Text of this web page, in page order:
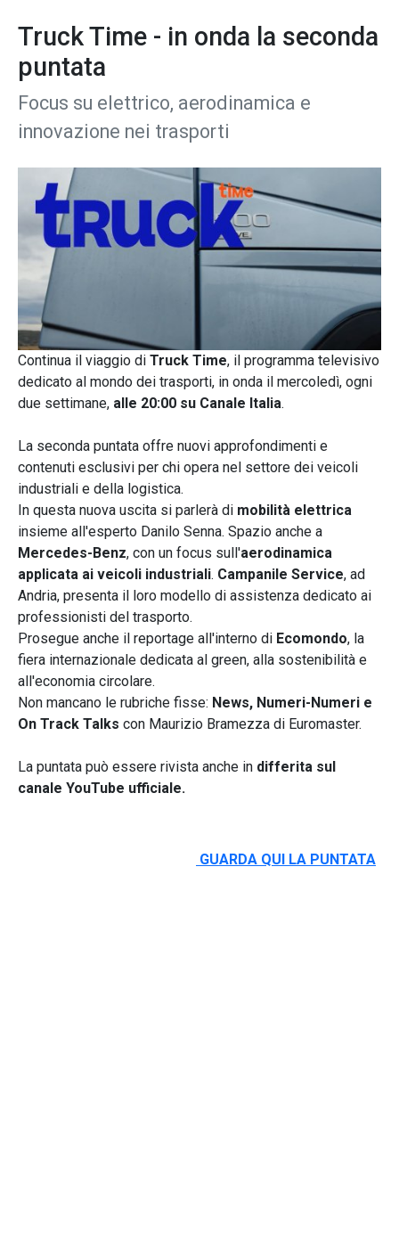
Truck Time - in onda la seconda
puntata
Focus su elettrico, aerodinamica e
innovazione nei trasporti
Continua il viaggio di Truck Time, il programma televisivo
dedicato al mondo dei trasporti, in onda il mercoledì, ogni
due settimane, alle 20:00 su Canale Italia.
La seconda puntata offre nuovi approfondimenti e
contenuti esclusivi per chi opera nel settore dei veicoli
industriali e della logistica.
In questa nuova uscita si parlerà di mobilità elettrica
insieme all'esperto Danilo Senna. Spazio anche a
Mercedes-Benz, con un focus sull'aerodinamica
applicata ai veicoli industriali. Campanile Service, ad
Andria, presenta il loro modello di assistenza dedicato ai
professionisti del trasporto.
Prosegue anche il reportage all'interno di Ecomondo, la
fiera internazionale dedicata al green, alla sostenibilità e
all'economia circolare.
Non mancano le rubriche fisse: News, Numeri-Numeri e
On Track Talks con Maurizio Bramezza di Euromaster.
La puntata può essere rivista anche in differita sul
canale YouTube ufficiale.
GUARDA QUI LA PUNTATA